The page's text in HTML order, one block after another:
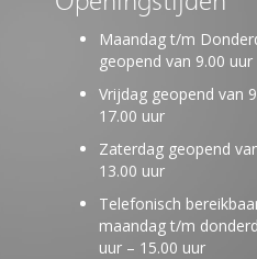
Maandag t/m
geopend van 9.00
Vrijdag geopend van
17.00 uur
Zaterdag geopend
13.00 uur
Telefonisch
maandag t/m
uur – 15.00 uur